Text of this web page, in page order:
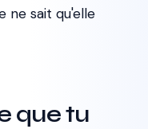
ne sait qu'elle
que tu